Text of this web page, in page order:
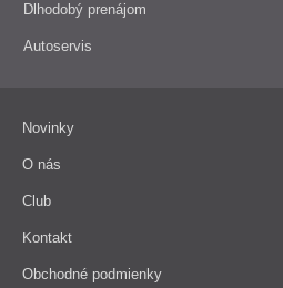
Dlhodobý prenájom
Autoservis
Novinky
O nás
Club
Kontakt
Obchodné podmienky